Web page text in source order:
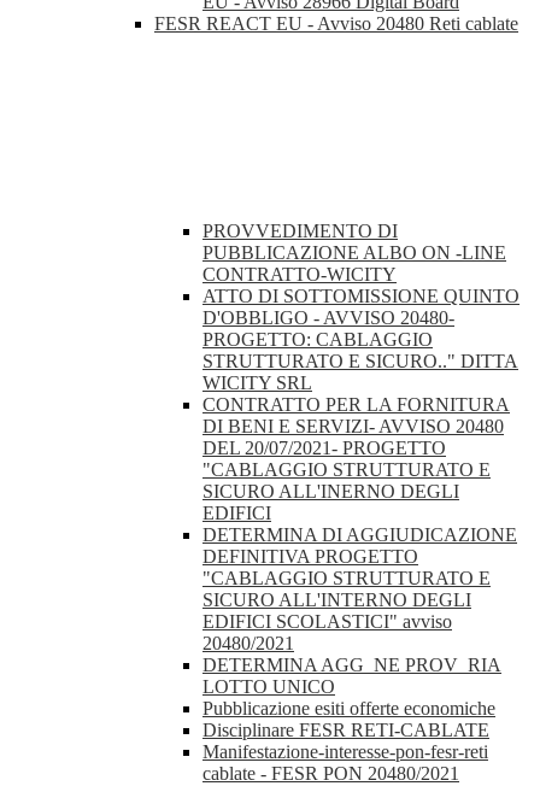
FESR REACT EU - Avviso 20480 Reti cablate
PROVVEDIMENTO DI
PUBBLICAZIONE ALBO ON -LINE
CONTRATTO-WICITY
ATTO DI SOTTOMISSIONE QUINTO
D'OBBLIGO - AVVISO 20480-
PROGETTO: CABLAGGIO
STRUTTURATO E SICURO.." DITTA
WICITY SRL
CONTRATTO PER LA FORNITURA
DI BENI E SERVIZI- AVVISO 20480
DEL 20/07/2021- PROGETTO
"CABLAGGIO STRUTTURATO E
SICURO ALL'INERNO DEGLI
EDIFICI
DETERMINA DI AGGIUDICAZIONE
DEFINITIVA PROGETTO
"CABLAGGIO STRUTTURATO E
SICURO ALL'INTERNO DEGLI
EDIFICI SCOLASTICI" avviso
20480/2021
DETERMINA AGG_NE PROV_RIA
LOTTO UNICO
Pubblicazione esiti offerte economiche
Disciplinare FESR RETI-CABLATE
Manifestazione-interesse-pon-fesr-reti
cablate - FESR PON 20480/2021